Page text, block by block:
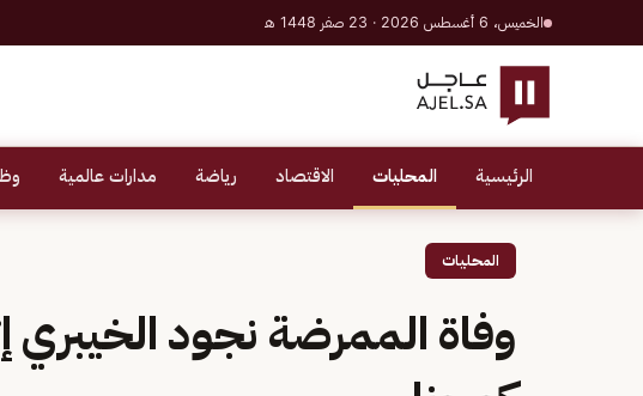
الخميس، 6 أغسطس 2026 · 23 صفر 1448 هـ
الرئيسية المحليات الاقتصاد رياضة مدارات عالمية
المحليات
وفاة الممرضة نجود الخيبري